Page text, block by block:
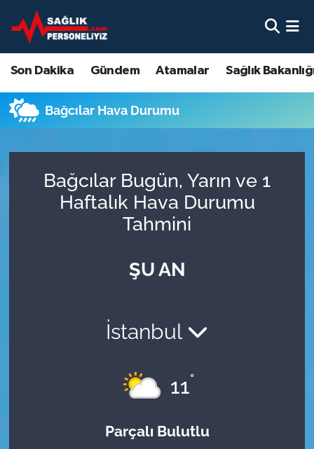
Son Dakika Gündem Atamalar Sağlık
Bağcılar Hava Durumu
Bağcılar Bugün, Yarın ve 1
Haftalık Hava Durumu
Tahmini
ŞU AN
İstanbul
11°
Parçalı Bulutlu
Son Dakika
Gündem
Atamalar
Mevzuat
Sağlık Personeli Alımı
Nöbetçi Eczaneler
Hava Durumu
Namaz Vakitleri
Süper Lig Puan Durumu ve Fikstür
Son Dakika Haberleri